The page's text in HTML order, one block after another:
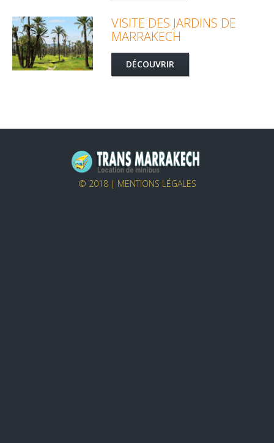
VISITE DES JARDINS DE
MARRAKECH
DÉCOUVRIR
© 2018 | MENTIONS LÉGALES